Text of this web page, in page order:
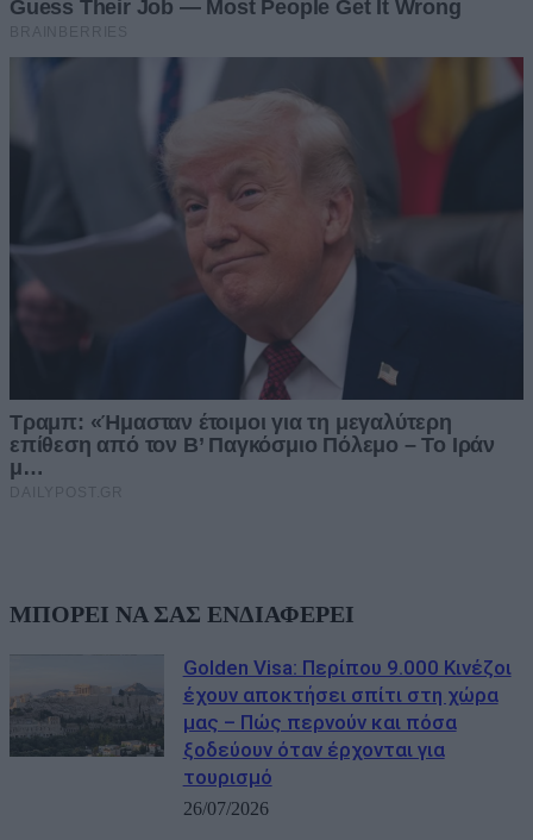
ΜΠΟΡΕΙ ΝΑ ΣΑΣ ΕΝΔΙΑΦΕΡΕΙ
Golden Visa: Περίπου 9.000 Κινέζοι
έχουν αποκτήσει σπίτι στη χώρα
μας – Πώς περνούν και πόσα
ξοδεύουν όταν έρχονται για
τουρισμό
26/07/2026